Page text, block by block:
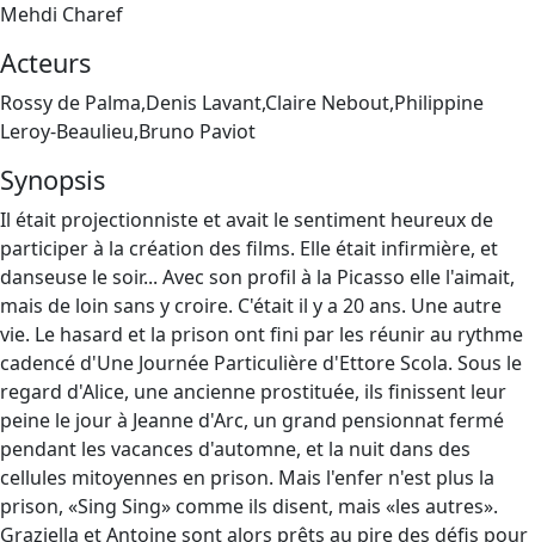
Mehdi Charef
Acteurs
Rossy de Palma,Denis Lavant,Claire Nebout,Philippine
Leroy-Beaulieu,Bruno Paviot
Synopsis
Il était projectionniste et avait le sentiment heureux de
participer à la création des films. Elle était infirmière, et
danseuse le soir... Avec son profil à la Picasso elle l'aimait,
mais de loin sans y croire. C'était il y a 20 ans. Une autre
vie. Le hasard et la prison ont fini par les réunir au rythme
cadencé d'Une Journée Particulière d'Ettore Scola. Sous le
regard d'Alice, une ancienne prostituée, ils finissent leur
peine le jour à Jeanne d'Arc, un grand pensionnat fermé
pendant les vacances d'automne, et la nuit dans des
cellules mitoyennes en prison. Mais l'enfer n'est plus la
prison, «Sing Sing» comme ils disent, mais «les autres».
Graziella et Antoine sont alors prêts au pire des défis pour